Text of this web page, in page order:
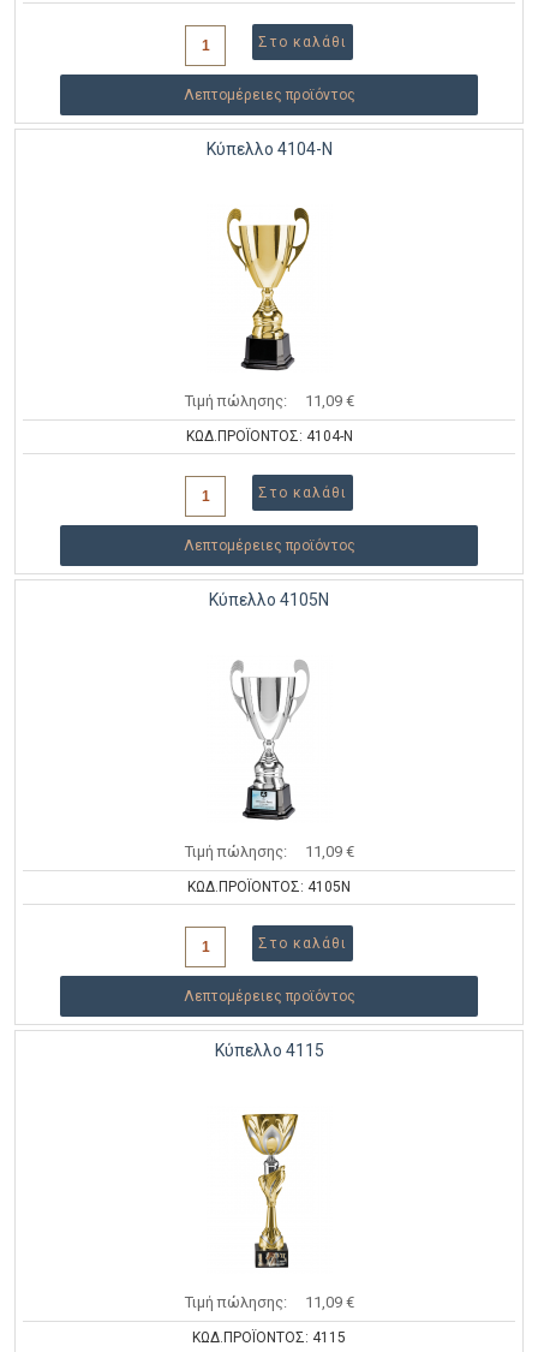
Λεπτομέρειες προϊόντος
Κύπελλο 4104-N
Τιμή πώλησης: 11,09 €
ΚΩΔ.ΠΡΟΪΟΝΤΟΣ: 4104-N
Λεπτομέρειες προϊόντος
Κύπελλο 4105N
Τιμή πώλησης: 11,09 €
ΚΩΔ.ΠΡΟΪΟΝΤΟΣ: 4105N
Λεπτομέρειες προϊόντος
Κύπελλο 4115
Τιμή πώλησης: 11,09 €
ΚΩΔ.ΠΡΟΪΟΝΤΟΣ: 4115